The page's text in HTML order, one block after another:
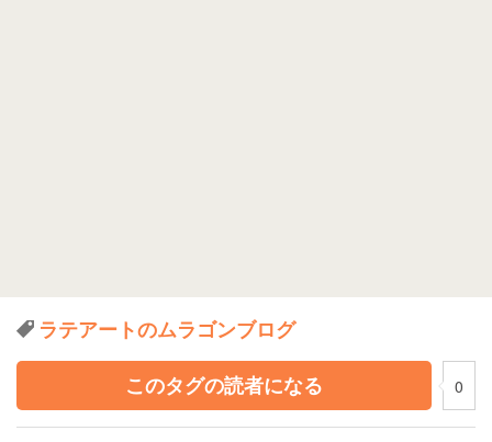
ラテアートのムラゴンブログ
このタグの読者になる
0